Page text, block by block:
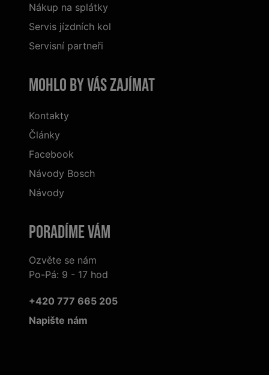
Nákup na splátky
Servis jízdních kol
Servisní partneři
Mohlo by vás zajímat
Kontakty
Články
Facebook
Návody Bosch
Návody
Poradíme Vám
Ozvěte se nám
Po-Pá: 9 - 17 hod
+420 777 665 205
Napište nám